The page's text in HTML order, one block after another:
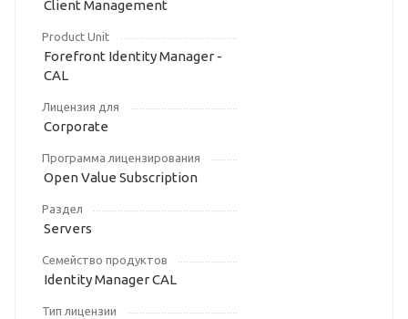
Client Management
Product Unit
Forefront Identity Manager -
CAL
Лицензия для
Corporate
Программа лицензирования
Open Value Subscription
Раздел
Servers
Семейство продуктов
Identity Manager CAL
Тип лицензии